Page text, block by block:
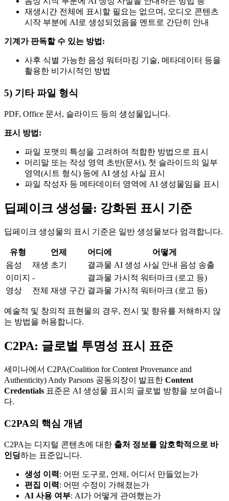
재생시간 전체에 표시할 필요는 없으며, 오디오 콘텐츠
시작 부분에 AI로 생성되었음을 멘트로 간단히 안내
기계가 판독할 수 있는 방법:
사후 식별 가능한 음성 워터마킹 기술, 메타데이터 등을
활용한 비가시적인 방법
5) 기타 파일 형식
PDF, Office 문서, 슬라이드 등의 생성물입니다.
표시 방법:
파일 포맷의 특성을 고려하여 적합한 방법으로 표시
머리말 또는 작성 영역 초반(문서), 첫 슬라이드의 일부
영역(시트 형식) 등에 AI 생성 사실 표시
파일 작성자 등 메타데이터 영역에 AI 생성물임을 표시
딥페이크 생성물: 강화된 표시 기준
딥페이크 생성물의 표시 기준은 일반 생성물보다 엄격합니다.
유형 언제 어디에
어떻게
음성
재생 초기 결과물 AI 생성 사실 안내 음성 송출
이미지 - 결과물 가시적 워터마크 (로고 등)
영상
전체 재생 구간 결과물 가시적 워터마크 (로고 등)
예술적 및 창의적 표현물의 경우, 전시 및 향유를 저해하지 않
는 방법을 허용합니다.
C2PA: 글로벌 투명성 표시 표준
세미나에서 C2PA(Coalition for Content Provenance and
Authenticity) Andy Parsons 공동의장이 발표한 Content
Credentials 표준은 AI 생성물 표시의 글로벌 방향을 보여줍니
다.
C2PA의 핵심 개념
C2PA는 디지털 콘텐츠에 대한 출처 정보를 암호학적으로 바
인딩하는 표준입니다.
생성 이력: 어떤 도구로, 언제, 어디서 만들었는가
편집 이력: 어떤 수정이 가해졌는가
AI 사용 여부: AI가 어떻게 관여했는가